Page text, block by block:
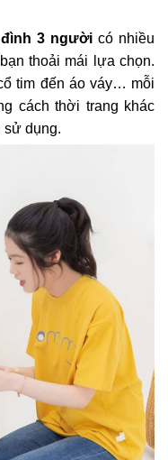
3 người có nhiều
thoải mái lựa chọn.
tim đến áo váy… mỗi
cách thời trang khác
sử dụng.